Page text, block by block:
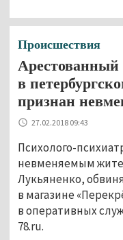
Происшествия
Арестованный
в
признан
27.02.2018 09:43
Психолого-
невменяемым
Лукьяненко,
в магазине
в оперативных
78.ru.